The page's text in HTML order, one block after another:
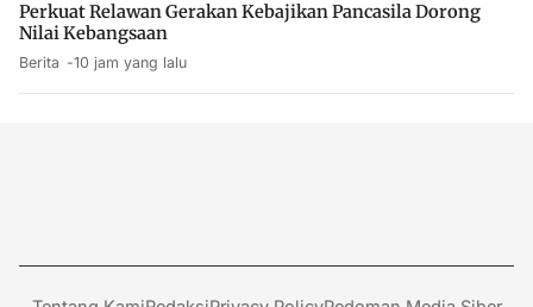
Perkuat Relawan Gerakan Kebajikan Pancasila Dorong
Nilai Kebangsaan
Berita 10 jam yang lalu